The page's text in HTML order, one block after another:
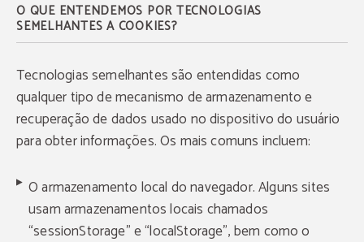
O QUE ENTENDEMOS POR TECNOLOGIAS
SEMELHANTES A COOKIES?
Tecnologias semelhantes são entendidas como
qualquer tipo de mecanismo de armazenamento e
recuperação de dados usado no dispositivo do usuário
para obter informações. Os mais comuns incluem:
O armazenamento local do navegador. Alguns sites
usam armazenamentos locais chamados
“sessionStorage” e “localStorage”, bem como o